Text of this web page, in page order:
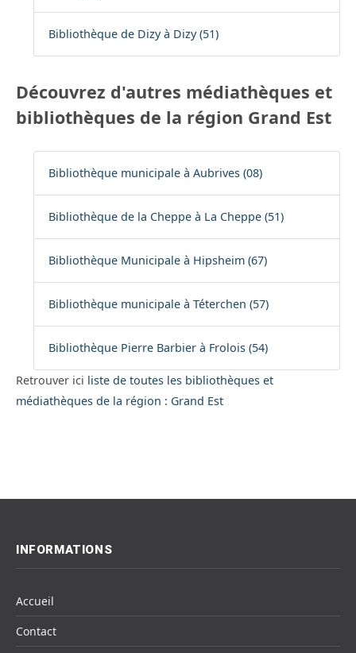
Bibliothèque de Dizy à Dizy (51)
Découvrez d'autres médiathèques et
bibliothèques de la région Grand Est
Bibliothèque municipale à Aubrives (08)
Bibliothèque de la Cheppe à La Cheppe (51)
Bibliothèque Municipale à Hipsheim (67)
Bibliothèque municipale à Téterchen (57)
Bibliothèque Pierre Barbier à Frolois (54)
Retrouver ici liste de toutes les bibliothèques et
médiathèques de la région : Grand Est
INFORMATIONS
Accueil
Contact